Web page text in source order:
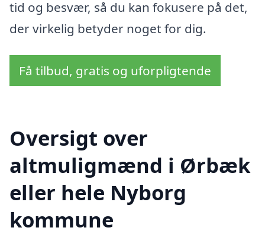
tid og besvær, så du kan fokusere på det,
der virkelig betyder noget for dig.
Få tilbud, gratis og uforpligtende
Oversigt over
altmuligmænd i Ørbæk
eller hele Nyborg
kommune